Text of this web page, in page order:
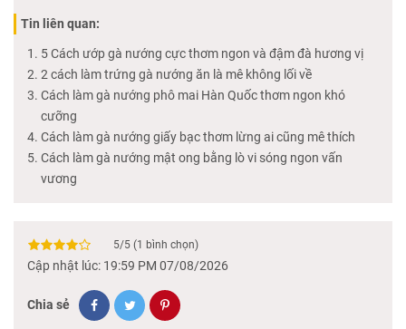
Tin liên quan:
5 Cách ướp gà nướng cực thơm ngon và đậm đà hương vị
2 cách làm trứng gà nướng ăn là mê không lối về
Cách làm gà nướng phô mai Hàn Quốc thơm ngon khó
cưỡng
Cách làm gà nướng giấy bạc thơm lừng ai cũng mê thích
Cách làm gà nướng mật ong bằng lò vi sóng ngon vấn
vương
5/5 (1 bình chọn)
Cập nhật lúc: 19:59 PM 07/08/2026
Chia sẻ